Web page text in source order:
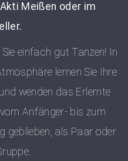
Meißen oder im
einfach gut Tanzen! In
lernen Sie Ihre
wenden das Erlernte
Anfänger- bis zum
geblieben, als Paar oder